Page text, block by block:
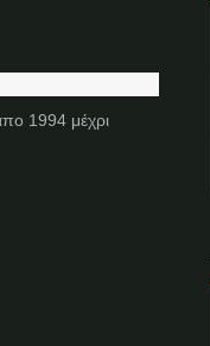
1994 μέχρι